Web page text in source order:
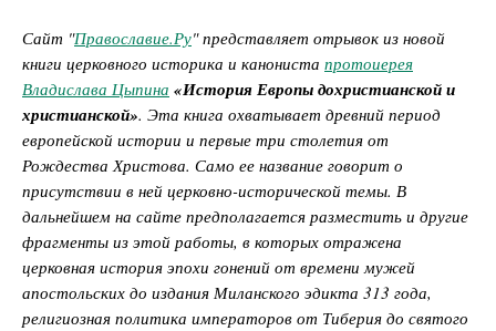
Сайт "Православие.Ру" представляет отрывок из новой
книги церковного историка и канониста протоиерея
Владислава Цыпина «История Европы дохристианской и
христианской». Эта книга охватывает древний период
европейской истории и первые три столетия от
Рождества Христова. Само ее название говорит о
присутствии в ней церковно-исторической темы. В
дальнейшем на сайте предполагается разместить и другие
фрагменты из этой работы, в которых отражена
церковная история эпохи гонений от времени мужей
апостольских до издания Миланского эдикта 313 года,
религиозная политика императоров от Тиберия до святого